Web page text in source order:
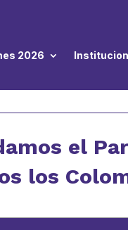
2026
el
los